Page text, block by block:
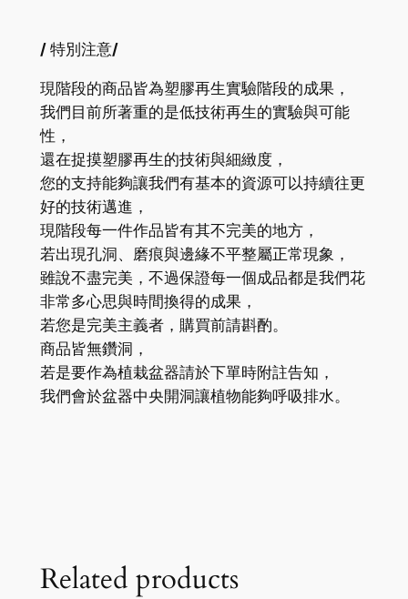
/ 特別注意/
現階段的商品皆為塑膠再生實驗階段的成果，
我們目前所著重的是低技術再生的實驗與可能
性，
還在捉摸塑膠再生的技術與細緻度，
您的支持能夠讓我們有基本的資源可以持續往更
好的技術邁進，
現階段每一件作品皆有其不完美的地方，
若出現孔洞、磨痕與邊緣不平整屬正常現象，
雖說不盡完美，不過保證每一個成品都是我們花
非常多心思與時間換得的成果，
若您是完美主義者，購買前請斟酌。
商品皆無鑽洞，
若是要作為植栽盆器請於下單時附註告知，
我們會於盆器中央開洞讓植物能夠呼吸排水。
Related products